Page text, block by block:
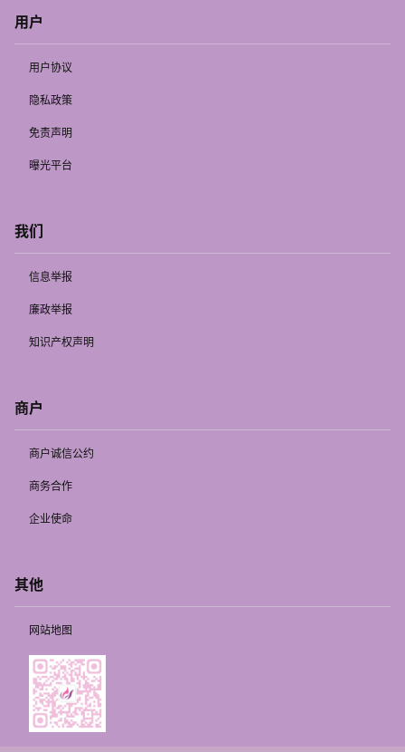
用户
用户协议
隐私政策
免责声明
曝光平台
我们
信息举报
廉政举报
知识产权声明
商户
商户诚信公约
商务合作
企业使命
其他
网站地图